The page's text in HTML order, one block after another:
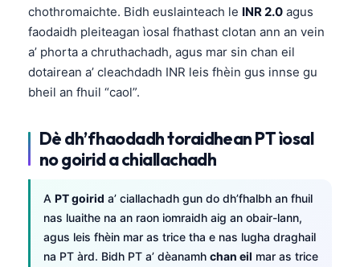
chothromaichte. Bidh euslainteach le INR 2.0 agus
faodaidh pleiteagan ìosal fhathast clotan ann an vein
a’ phorta a chruthachadh, agus mar sin chan eil
dotairean a’ cleachdadh INR leis fhèin gus innse gu
bheil an fhuil “caol”.
Dè dh’fhaodadh toraidhean PT ìosal
no goirid a chiallachadh
A PT goirid a’ ciallachadh gun do dh’fhalbh an fhuil
nas luaithe na an raon iomraidh aig an obair-lann,
agus leis fhèin mar as trice tha e nas lugha draghail
na PT àrd. Bidh PT a’ dèanamh chan eil mar as trice